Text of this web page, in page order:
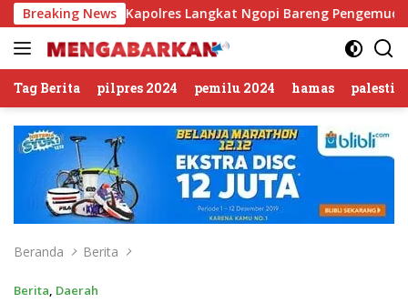
Langsung
ke
konten
Breaking News
Kapolres Langkat Ngopi Bareng Pengemudi Ojol di
Tag Berita pilpres 2024 pemilu 2024 hamas
Beranda Berita
Berita, Daerah